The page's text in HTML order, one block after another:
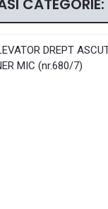
CATEGORIE: